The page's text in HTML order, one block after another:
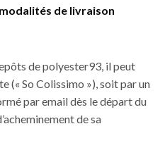
de livraison
de polyester93, il peut
(« So Colissimo »), soit par un
par email dès le départ du
de sa